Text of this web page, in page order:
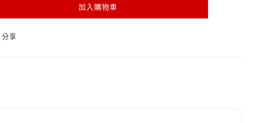
加入購物車
分享